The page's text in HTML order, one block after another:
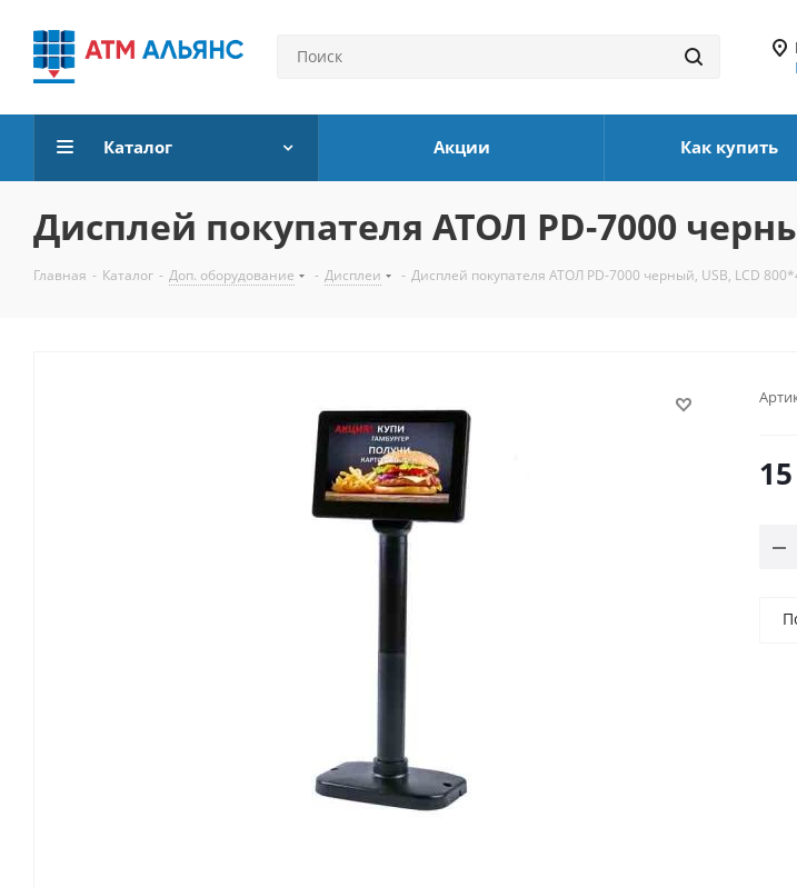
Каталог Акции Как купить
Дисплей покупателя АТОЛ PD-7000
Главная - Каталог - Доп. оборудование - Дисплеи - Дисплей покупателя АТОЛ PD-7000 черный, USB, LCD